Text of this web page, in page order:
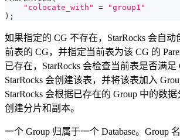
"colocate_with"
=
"group1"
) ;
如果指定的 CG 不存在，StarRocks 会自
前表的 CG，并指定当前表为该 CG 的
已存在，StarRocks 会检查当前表是否满足
StarRocks 会创建该表，并将该表加入
StarRocks 会根据已存在的 Group 中的数
创建分片和副本。
一个 Group 归属于一个 Database。Group